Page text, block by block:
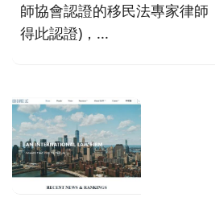
師協會認證的移民法專家律師
得此認證)，...